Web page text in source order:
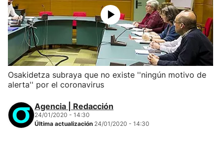
Osakidetza subraya que no existe ''ningún motivo de
alerta'' por el coronavirus
Agencia | Redacción
24/01/2020 - 14:30
Última actualización 24/01/2020 - 14:30